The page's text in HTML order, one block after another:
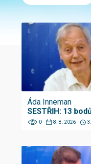
Áda Inneman
SESTŘIH: 13
0 8. 8. 2026